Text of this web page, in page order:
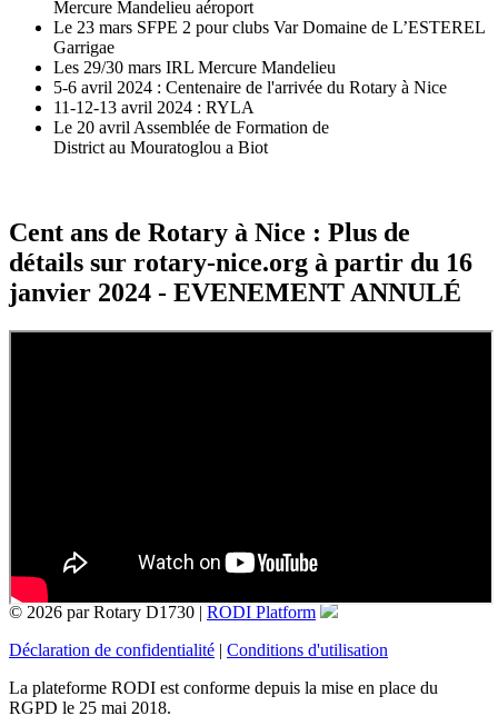
Mercure Mandelieu aéroport
Le 23 mars SFPE 2 pour clubs Var Domaine de L’ESTEREL
Garrigae
Les 29/30 mars IRL Mercure Mandelieu
5-6 avril 2024 : Centenaire de l'arrivée du Rotary à Nice
11-12-13 avril 2024 : RYLA
Le 20 avril Assemblée de Formation de
District au Mouratoglou a Biot
Cent ans de Rotary à Nice : Plus de
détails sur rotary-nice.org à partir du 16
janvier 2024 - EVENEMENT ANNULÉ
© 2026 par Rotary D1730 | RODI Platform
Déclaration de confidentialité | Conditions d'utilisation
La plateforme RODI est conforme depuis la mise en place du
RGPD le 25 mai 2018.